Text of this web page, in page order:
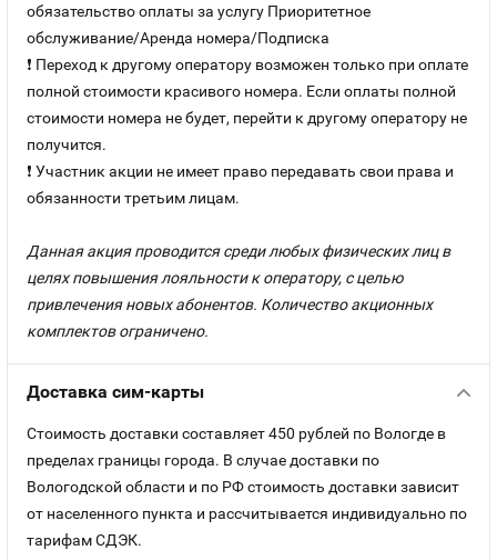
обязательство оплаты за услугу Приоритетное
обслуживание/Аренда номера/Подписка
❗ Переход к другому оператору возможен только при оплате
полной стоимости красивого номера. Если оплаты полной
стоимости номера не будет, перейти к другому оператору не
получится.
❗ Участник акции не имеет право передавать свои права и
обязанности третьим лицам.
Данная акция проводится среди любых физических лиц в
целях повышения лояльности к оператору, с целью
привлечения новых абонентов. Количество акционных
комплектов ограничено.
Доставка сим-карты
Стоимость доставки составляет 450 рублей по Вологде в
пределах границы города. В случае доставки по
Вологодской области и по РФ стоимость доставки зависит
от населенного пункта и рассчитывается индивидуально по
тарифам СДЭК.